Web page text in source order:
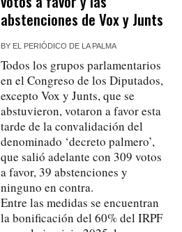
abstenciones de Vox y Junts
BY EL PERIÓDICO DE LA PALMA
Todos los grupos parlamentarios
en el Congreso de los Diputados,
excepto Vox y Junts, que se
abstuvieron, votaron a favor esta
tarde de la convalidación del
denominado ‘decreto palmero’,
que salió adelante con 309 votos
a favor, 39 abstenciones y
ninguno en contra.
Entre las medidas se encuentran
la bonificación del 60% del IRPF